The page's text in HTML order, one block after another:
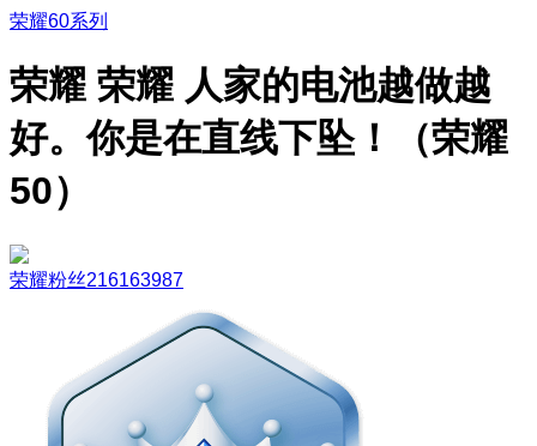
荣耀60系列
荣耀 荣耀 人家的电池越做越
好。你是在直线下坠！（荣耀
50）
荣耀粉丝216163987